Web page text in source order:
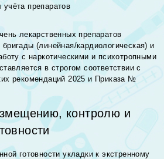
учёта препаратов
лекарственных препаратов
(линейная/кардиологическая) и
с наркотическими и психотропными
в строгом соответствии с
рекомендаций 2025 и Приказа №
контролю и
готовности укладки к экстренному